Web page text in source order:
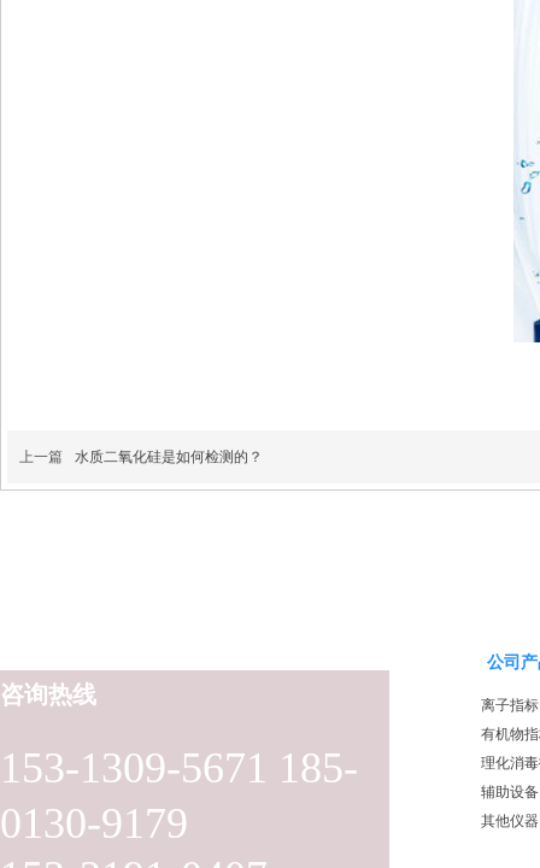
上一篇 水质二氧化硅是如何检测的？
153-1309-5671 185-
0130-9179
咨询热线
公司
离子指标
有机物
理化消
辅助设备
其他仪器